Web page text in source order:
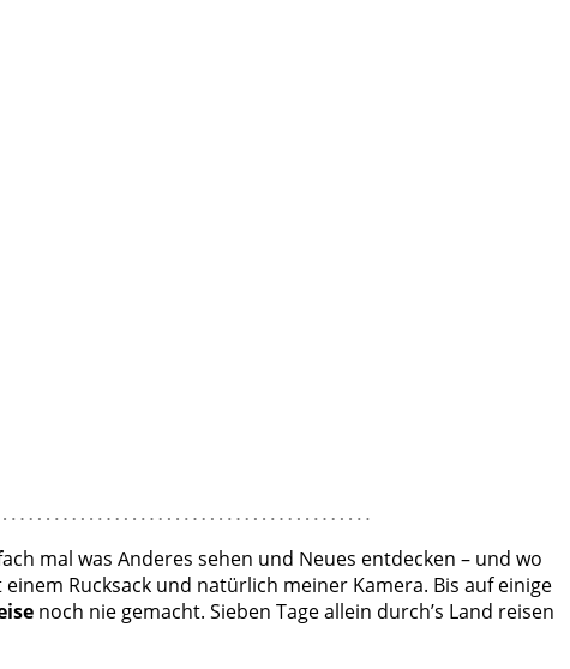
mal was Anderes sehen und Neues entdecken – und wo
Rucksack und natürlich meiner Kamera. Bis auf einige
noch nie gemacht. Sieben Tage allein durch’s Land reisen